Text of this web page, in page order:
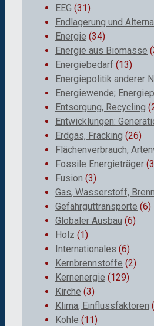
EEG (31)
Endlagerung und
Energie (34)
Energie aus Biomasse
Energiebedarf (13)
Energiepolitik anderer
Energiewende;
Entsorgung, Recycling
Entwicklungen:
Erdgas, Fracking (26)
Flächenverbrauch,
Fossile Energieträger
Fusion (3)
Gas, Wasserstoff,
Gefahrguttransporte (6)
Globaler Ausbau (6)
Holz (1)
Internationales (6)
Kernbrennstoffe (2)
Kernenergie (129)
Kirche (3)
Klima, Einflussfaktoren
Kohle (11)